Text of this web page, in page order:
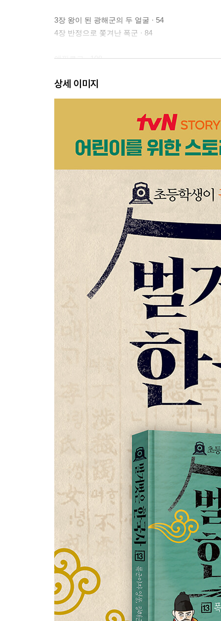
3장 왕이 된 광해군의 두 얼굴 · 54
4장 반정으로 쫓겨난 폭군 · 84
에필로그 · 108
역사 정보
주제 마인드맵 · 120
벌거벗은 한국사 퀴즈
폭군의 몰락 편 · 124
정답 · 126
사진 출처 · 127
상세 이미지